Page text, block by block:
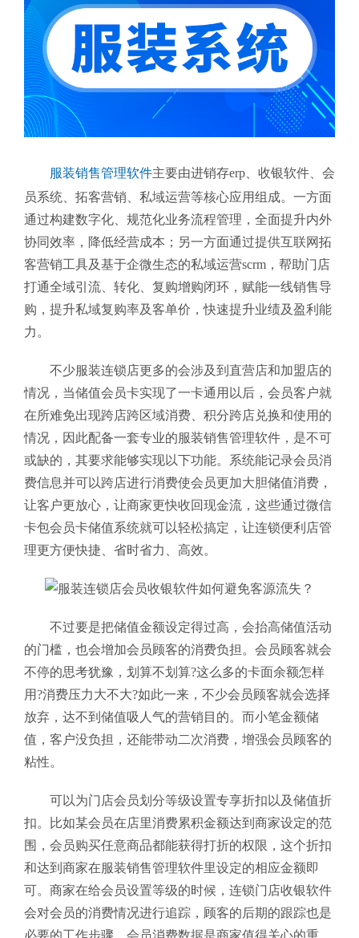
服装销售管理软件主要由进销存erp、收银软件、会
员系统、拓客营销、私域运营等核心应用组成。一方面
通过构建数字化、规范化业务流程管理，全面提升内外
协同效率，降低经营成本；另一方面通过提供互联网拓
客营销工具及基于企微生态的私域运营scrm，帮助门店
打通全域引流、转化、复购增购闭环，赋能一线销售导
购，提升私域复购率及客单价，快速提升业绩及盈利能
力。
不少服装连锁店更多的会涉及到直营店和加盟店的
情况，当储值会员卡实现了一卡通用以后，会员客户就
在所难免出现跨店跨区域消费、积分跨店兑换和使用的
情况，因此配备一套专业的服装销售管理软件 ，是不可
或缺的，其要求能够实现以下功能。 系统能记录会员消
费信息并可以跨店进行消费使会员更加大胆储值消费，
让客户更放心，让商家更快收回现金流，这些通过微信
卡包会员卡储值系统就可以轻松搞定，让连锁便利店管
理更方便快捷、省时省力、高效。
不过要是把储值金额设定得过高，会抬高储值活动
的门槛，也会增加会员顾客的消费负担。会员顾客就会
不停的思考犹豫，划算不划算?这么多的卡面余额怎样
用?消费压力大不大?如此一来，不少会员顾客就会选择
放弃，达不到储值吸人气的营销目的。而小笔金额储
值，客户没负担，还能带动二次消费，增强会员顾客的
粘性。
可以为门店会员划分等级设置专享折扣以及储值折
扣。比如某会员在店里消费累积金额达到商家设定的范
围，会员购买任意商品都能获得打折的权限，这个折扣
和达到商家在服装销售管理软件里设定的相应金额即
可。商家在给会员设置等级的时候，连锁门店收银软件
会对会员的消费情况进行追踪，顾客的后期的跟踪也是